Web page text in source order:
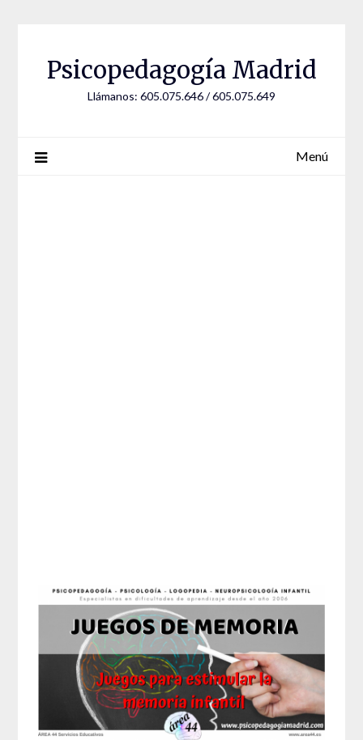
Psicopedagogía Madrid
Llámanos: 605.075.646 / 605.075.649
Menú